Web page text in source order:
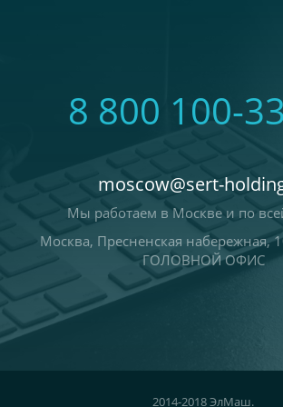
8 800 100-
moscow@sert-
Мы работаем в Москве и по
Москва, Пресненская набережная,
ГОЛОВНОЙ ОФИС
2014-2018 ЭлМаш.